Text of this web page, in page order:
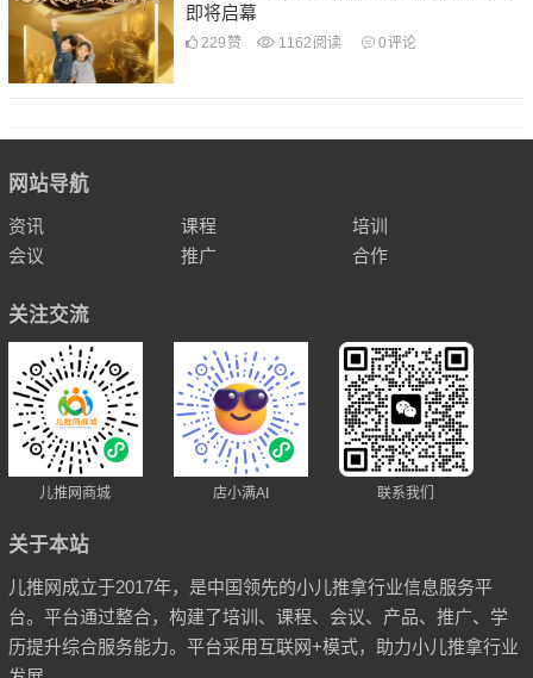
即将启幕
229 赞 1162 阅读 0评论
网站导航
资讯 课程
培训
会议
推广 合作
关注交流
儿推网商城 店小满AI 联系我们
关于本站
儿推网成立于2017年，是中国领先的小儿推拿行业信息服务平
台。平台通过整合，构建了培训、课程、会议、产品、推广、学
历提升综合服务能力。平台采用互联网+模式，助力小儿推拿行业